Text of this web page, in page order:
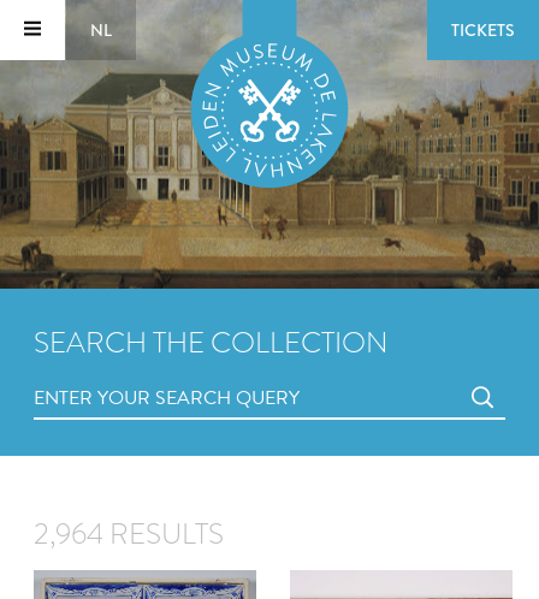
NL TICKETS
SEARCH THE COLLECTION
2,964 RESULTS